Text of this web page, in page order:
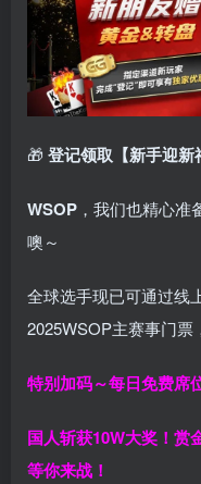
🎁 登记领取【新手迎新
WSOP ，我们也精心
噢～
全球选手现已可通过线
2025WSOP主赛事门票
特别加码～每日免费席
国人斩获10W大奖！ 赏
等你来战！